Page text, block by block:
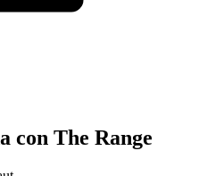
con The Range